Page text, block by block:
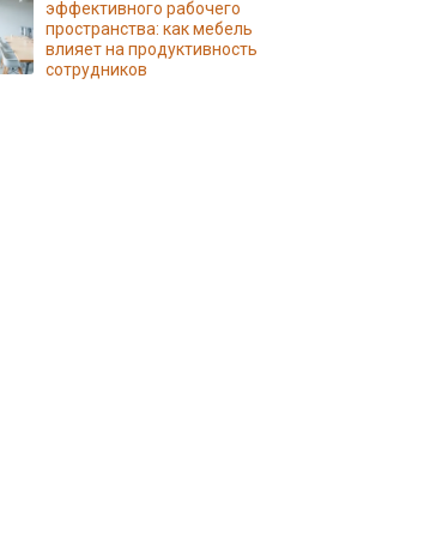
эффективного рабочего
пространства: как мебель
влияет на продуктивность
сотрудников